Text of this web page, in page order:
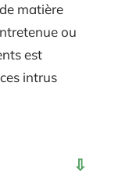
matière
ou
est
intrus